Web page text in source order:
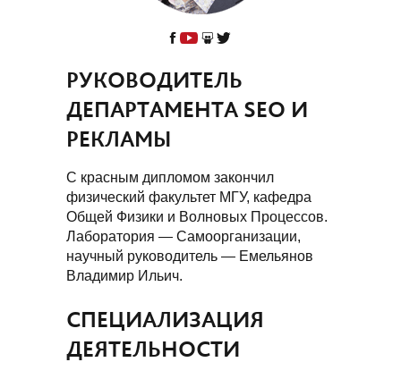
РУКОВОДИТЕЛЬ
ДЕПАРТАМЕНТА SEO И
РЕКЛАМЫ
С красным дипломом закончил
физический факультет МГУ, кафедра
Общей Физики и Волновых Процессов.
Лаборатория — Самоорганизации,
научный руководитель — Емельянов
Владимир Ильич.
СПЕЦИАЛИЗАЦИЯ
ДЕЯТЕЛЬНОСТИ